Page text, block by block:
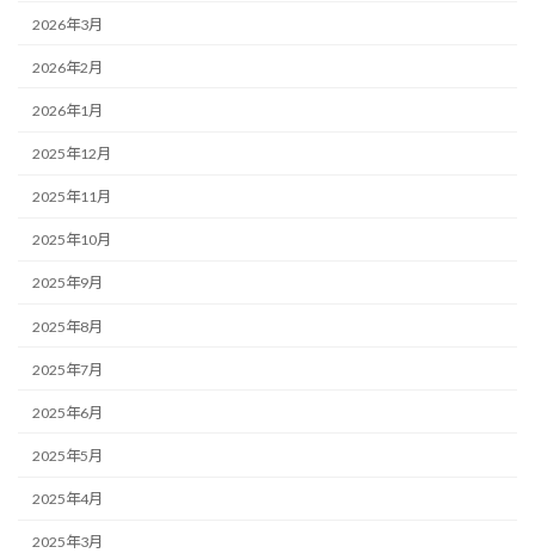
2026年3月
2026年2月
2026年1月
2025年12月
2025年11月
2025年10月
2025年9月
2025年8月
2025年7月
2025年6月
2025年5月
2025年4月
2025年3月